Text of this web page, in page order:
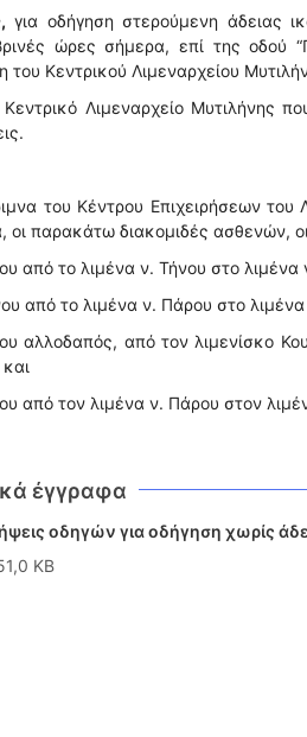
για οδήγηση στερούμενη άδειας
ώρες σήμερα, επί της οδού
του Κεντρικού Λιμεναρχείου
Λιμεναρχείο Μυτιλήνης
του Κέντρου Επιχειρήσεων του
οι παρακάτω διακομιδές ασθενών,
από το λιμένα ν. Τήνου στο
από το λιμένα ν. Πάρου στο
αλλοδαπός, από τον λιμενίσκο
από τον λιμένα ν. Πάρου στον
έγγραφα
οδηγών για οδήγηση χωρίς
KB